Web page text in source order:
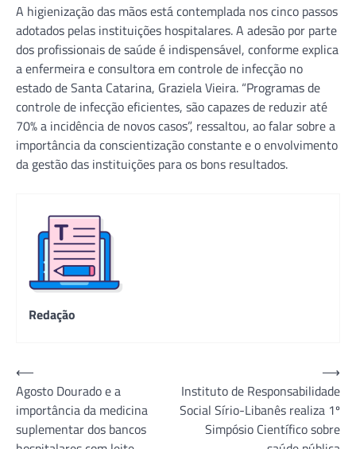
A higienização das mãos está contemplada nos cinco passos
adotados pelas instituições hospitalares. A adesão por parte
dos profissionais de saúde é indispensável, conforme explica
a enfermeira e consultora em controle de infecção no
estado de Santa Catarina, Graziela Vieira. “Programas de
controle de infecção eficientes, são capazes de reduzir até
70% a incidência de novos casos”, ressaltou, ao falar sobre a
importância da conscientização constante e o envolvimento
da gestão das instituições para os bons resultados.
Redação
Navegação
de
Post
⟵
Agosto Dourado e a
importância da medicina
suplementar dos bancos
Instituto de Responsabilidade
Social Sírio-Libanês realiza 1º
Simpósio Científico sobre
⟶